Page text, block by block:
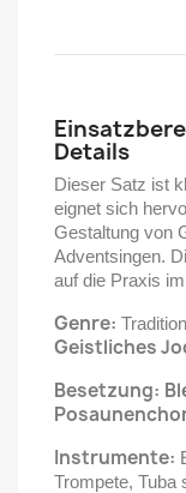
Details
Dieser Satz ist
eignet sich
Gestaltung von
Adventsingen.
auf die Praxis
Genre:
Geistliches
Besetzung:
Instrumente:
Trompete, Tuba